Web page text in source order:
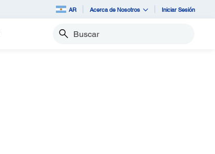
AR Acerca de Nosotros Iniciar Sesión
Buscar